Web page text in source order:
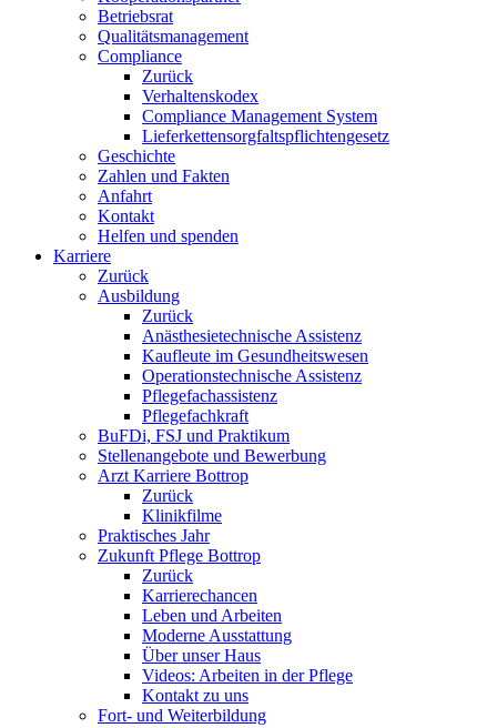
Betriebsrat
Qualitätsmanagement
Compliance
Zurück
Verhaltenskodex
Compliance Management System
Lieferkettensorgfaltspflichtengesetz
Geschichte
Zahlen und Fakten
Anfahrt
Kontakt
Helfen und spenden
Karriere
Zurück
Ausbildung
Zurück
Anästhesietechnische Assistenz
Kaufleute im Gesundheitswesen
Operationstechnische Assistenz
Pflegefachassistenz
Pflegefachkraft
BuFDi, FSJ und Praktikum
Stellenangebote und Bewerbung
Arzt Karriere Bottrop
Zurück
Klinikfilme
Praktisches Jahr
Zukunft Pflege Bottrop
Zurück
Karrierechancen
Leben und Arbeiten
Moderne Ausstattung
Über unser Haus
Videos: Arbeiten in der Pflege
Kontakt zu uns
Fort- und Weiterbildung